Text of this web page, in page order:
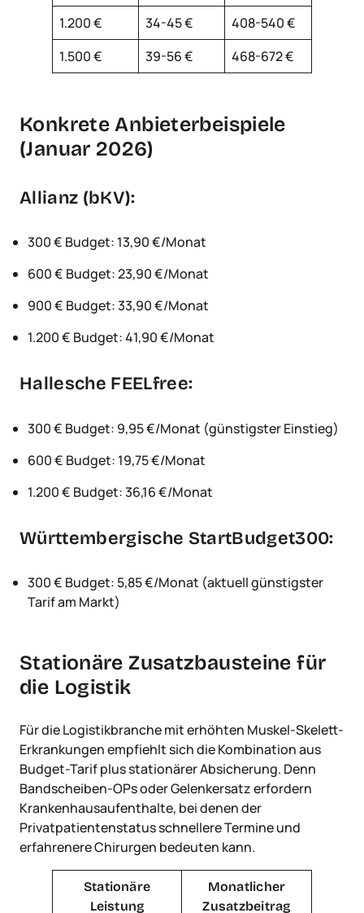
1.200 € 34-45 €
408-540 €
1.500 €
39-56 € 468-672 €
Konkrete Anbieterbeispiele
(Januar 2026)
Allianz (bKV):
300 € Budget: 13,90 €/Monat
600 € Budget: 23,90 €/Monat
900 € Budget: 33,90 €/Monat
1.200 € Budget: 41,90 €/Monat
Hallesche FEELfree:
300 € Budget: 9,95 €/Monat (günstigster Einstieg)
600 € Budget: 19,75 €/Monat
1.200 € Budget: 36,16 €/Monat
Württembergische StartBudget300:
300 € Budget: 5,85 €/Monat (aktuell günstigster
Tarif am Markt)
Stationäre Zusatzbausteine für
die Logistik
Für die Logistikbranche mit erhöhten Muskel-Skelett-
Erkrankungen empfiehlt sich die Kombination aus
Budget-Tarif plus stationärer Absicherung. Denn
Bandscheiben-OPs oder Gelenkersatz erfordern
Krankenhausaufenthalte, bei denen der
Privatpatientenstatus schnellere Termine und
erfahrenere Chirurgen bedeuten kann.
Stationäre
Leistung
Monatlicher
Zusatzbeitrag